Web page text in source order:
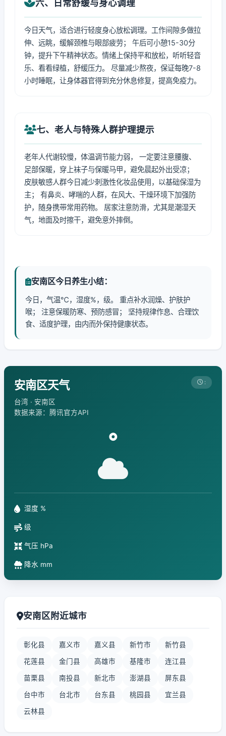
六、日常舒缓与身心调理
今日天气，适合进行轻度身心放松调理。工作间隙多做拉
伸、远眺，缓解颈椎与眼部疲劳； 午后可小憩15-30分
钟，提升下午精神状态。情绪上保持平和放松，听听轻音
乐、看看绿植，舒缓压力。 尽量减少熬夜，保证每晚7-8
小时睡眠，让身体器官得到充分休息修复，提高免疫力。
七、老人与特殊人群护理提示
老年人代谢较慢，体温调节能力弱， 一定要注意腰腹、
足部保暖，穿上袜子与保暖马甲，避免晨起外出受凉；
皮肤敏感人群今日减少刺激性化妆品使用，以基础保湿为
主； 有鼻炎、哮喘的人群，在风大、干燥环境下加强防
护，随身携带常用药物。 居家注意防滑，尤其是潮湿天
气，地面及时擦干，避免意外摔倒。
安南区今日养生小结：
今日，气温℃，湿度%，级。 重点补水润燥、护肤护
喉； 注意保暖防寒、预防感冒； 坚持规律作息、合理饮
食、适度护理，由内而外保持健康状态。
安南区天气
台湾 · 安南区
数据来源：腾讯官方API
:
°
湿度 %
级
气压 hPa
降水 mm
安南区附近城市
彰化县 嘉义市 嘉义县 新竹市 新竹县
花莲县 金门县 高雄市 基隆市 连江县
苗栗县 南投县 新北市 澎湖县 屏东县
台中市 台北市 台东县 桃园县 宜兰县
云林县